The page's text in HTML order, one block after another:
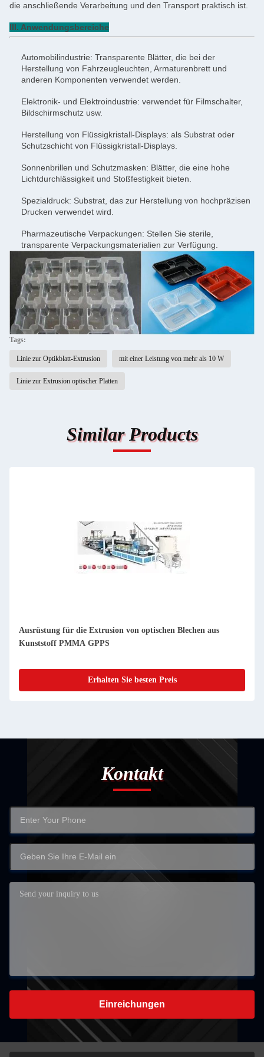
die anschließende Verarbeitung und den Transport praktisch ist.
III. Anwendungsbereiche
Automobilindustrie: Transparente Blätter, die bei der
Herstellung von Fahrzeugleuchten, Armaturenbrett und
anderen Komponenten verwendet werden.
Elektronik- und Elektroindustrie: verwendet für Filmschalter,
Bildschirmschutz usw.
Herstellung von Flüssigkristall-Displays: als Substrat oder
Schutzschicht von Flüssigkristall-Displays.
Sonnenbrillen und Schutzmasken: Blätter, die eine hohe
Lichtdurchlässigkeit und Stoßfestigkeit bieten.
Spezialdruck: Substrat, das zur Herstellung von hochpräzisen
Drucken verwendet wird.
Pharmazeutische Verpackungen: Stellen Sie sterile,
transparente Verpackungsmaterialien zur Verfügung.
Tags:
Linie zur Optikblatt-Extrusion mit einer Leistung von mehr als 10 W
Linie zur Extrusion optischer Platten
Similar Products
für die Extrusion von optischen Blechen aus
PMMA GPPS
Erhalten Sie besten Preis
Kontakt
Einreichungen